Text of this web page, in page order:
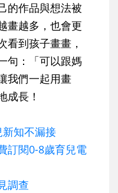
的作品與想法被
畫越多，也會更
看到孩子畫畫，
句：「可以跟媽
我們一起用畫
成長！
知不漏接
訂閱0-8歲育兒電
調查